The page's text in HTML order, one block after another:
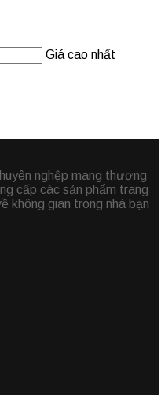
Giá cao nhất
nghệp mang thương
cấp các sản phẩm trang
không gian trong nhà bạn